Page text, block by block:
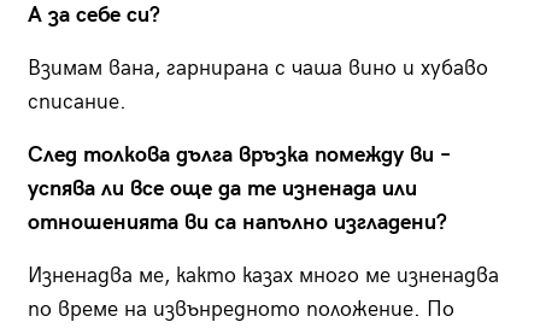
А за себе си?
Взимам вана, гарнирана с чаша вино и хубаво
списание.
След толкова дълга връзка помежду ви –
успява ли все още да те изненада или
отношенията ви са напълно изгладени?
Изненадва ме, както казах много ме изненадва
по време на извънредното положение. По